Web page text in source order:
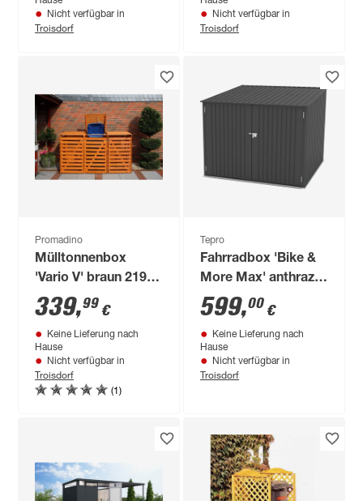
Nicht verfügbar in
Troisdorf
Nicht verfügbar in
Troisdorf
Promadino
Mülltonnenbox
'Vario V' braun 219 x
92 x 122 cm
339,99 €
Keine Lieferung nach
Hause
Nicht verfügbar in
Troisdorf
(1)
Tepro
Fahrradbox 'Bike &
More Max' anthrazit
Metall 198 x 195 x
157 cm
599,00 €
Keine Lieferung nach
Hause
Nicht verfügbar in
Troisdorf